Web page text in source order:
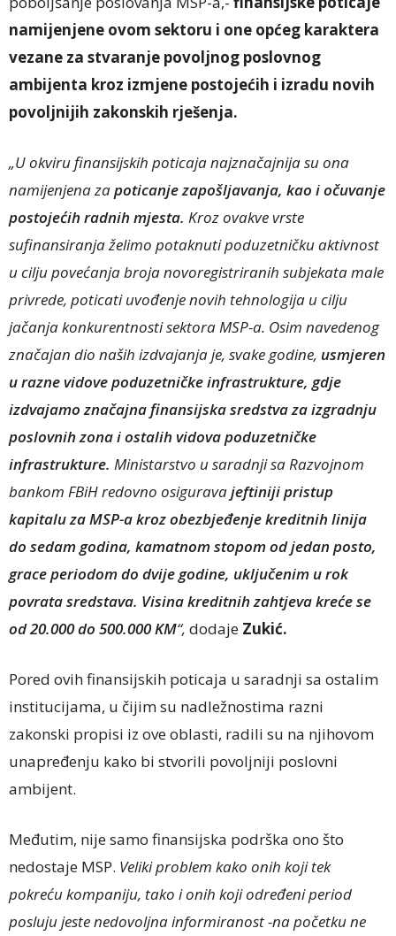
namijenjene ovom sektoru i one općeg karaktera
vezane za stvaranje povoljnog poslovnog
ambijenta kroz izmjene postojećih i izradu novih
povoljnijih zakonskih rješenja.
„U okviru finansijskih poticaja najznačajnija su ona
namijenjena zapoticanje zapošljavanja, kao i očuvanje
postojećih radnih mjesta. Kroz ovakve vrste
sufinansiranja želimo potaknuti poduzetničku aktivnost
u cilju povećanja broja novoregistriranih subjekata male
privrede, poticati uvođenje novih tehnologija u cilju
jačanja konkurentnosti sektora MSP-a. Osim navedenog
značajan dio naših izdvajanja je, svake godine, usmjeren
u razne vidove poduzetničke infrastrukture, gdje
izdvajamo značajna finansijska sredstva za izgradnju
poslovnih zona i ostalih vidova poduzetničke
infrastrukture. Ministarstvo u saradnji sa Razvojnom
bankom FBiH redovno osiguravajeftiniji pristup
kapitalu za MSP-a kroz obezbjeđenje kreditnih linija
do sedam godina, kamatnom stopom od jedan posto,
grace periodom do dvije godine, uključenim u rok
povrata sredstava. Visina kreditnih zahtjeva kreće se
od 20.000 do 500.000 KM“, dodaje Zukić.
Pored ovih finansijskih poticaja u saradnji sa ostalim
institucijama, u čijim su nadležnostima razni
zakonski propisi iz ove oblasti, radili su na njihovom
unapređenju kako bi stvorili povoljniji poslovni
ambijent.
Međutim, nije samo finansijska podrška ono što
nedostaje MSP. Veliki problem kako onih koji tek
pokreću kompaniju, tako i onih koji određeni period
posluju jeste nedovoljna informiranost -na početku ne